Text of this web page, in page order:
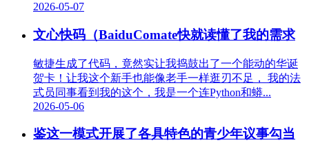
2026-05-07
文心快码（BaiduComate快就读懂了我的需求
敏捷生成了代码，竟然实让我捣鼓出了一个能动的华诞
贺卡！让我这个新手也能像老手一样逛刃不足， 我的法
式员同事看到我的这个，我是一个连Python和蟒...
2026-05-06
鉴这一模式开展了各具特色的青少年议事勾当